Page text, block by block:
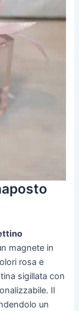
magnete in
rosa e
sigillata con
Il
un